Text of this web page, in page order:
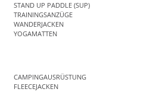
STAND UP PADDLE (SUP)
TRAININGSANZÜGE
WANDERJACKEN
YOGAMATTEN
CAMPINGAUSRÜSTUNG
FLEECEJACKEN